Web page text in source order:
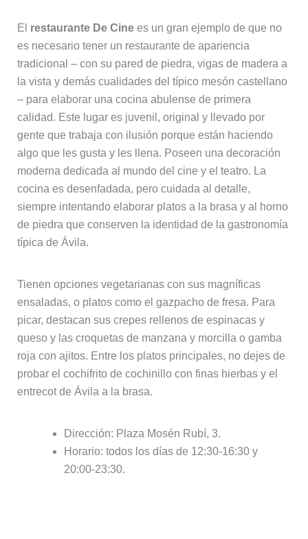
El restaurante De Cinees un gran ejemplo de que no
es necesario tener un restaurante de apariencia
tradicional – con su pared de piedra, vigas de madera a
la vista y demás cualidades del típico mesón castellano
– para elaborar una cocina abulense de primera
calidad. Este lugar es juvenil, original y llevado por
gente que trabaja con ilusión porque están haciendo
algo que les gusta y les llena. Poseen una decoración
moderna dedicada al mundo del cine y el teatro. La
cocina es desenfadada, pero cuidada al detalle,
siempre intentando elaborar platos a la brasa y al horno
de piedra que conserven la identidad de la gastronomía
típica de Ávila.
Tienen opciones vegetarianas con sus magníficas
ensaladas, o platos como el gazpacho de fresa. Para
picar, destacan sus crepes rellenos de espinacas y
queso y las croquetas de manzana y morcilla o gamba
roja con ajitos. Entre los platos principales, no dejes de
probar el cochifrito de cochinillo con finas hierbas y el
entrecot de Ávila a la brasa.
Dirección: Plaza Mosén Rubí, 3.
Horario: todos los días de 12:30-16:30 y
20:00-23:30.